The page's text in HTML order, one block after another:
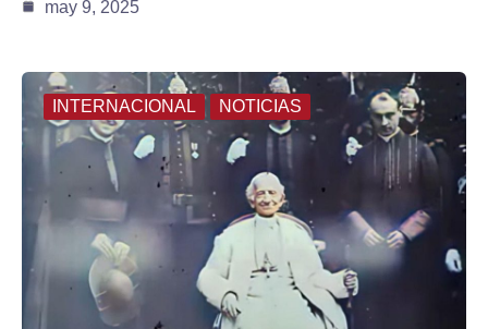
may 9, 2025
INTERNACIONAL NOTICIAS